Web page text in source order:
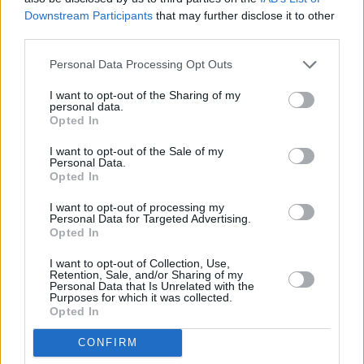
Downstream Participants that may further disclose it to other
Personal Data Processing Opt Outs
I want to opt-out of the Sharing of my
personal data.
Opted In
I want to opt-out of the Sale of my
Personal Data.
Opted In
I want to opt-out of processing my
Personal Data for Targeted Advertising.
Opted In
I want to opt-out of Collection, Use,
Retention, Sale, and/or Sharing of my
Personal Data that Is Unrelated with the
Purposes for which it was collected.
Opted In
CONFIRM
prijímače = rozpad obrazu
Top reakce
zakaznikom
Monoblok quad + 3
Český fotbal v tv
4KA TV Karta vypadne
Stabilizace zásuvky 230 V
LM v novej sezóne
Canal+Sporty
Parabola.cz- web o satelitní, terestrické a kabelové televizi, ©
O webu parabola.cz•O souborech cookies•
Dovolená u moře